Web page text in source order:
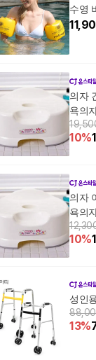
수영
의자
욕의
10%
의자
욕의
10%
13%